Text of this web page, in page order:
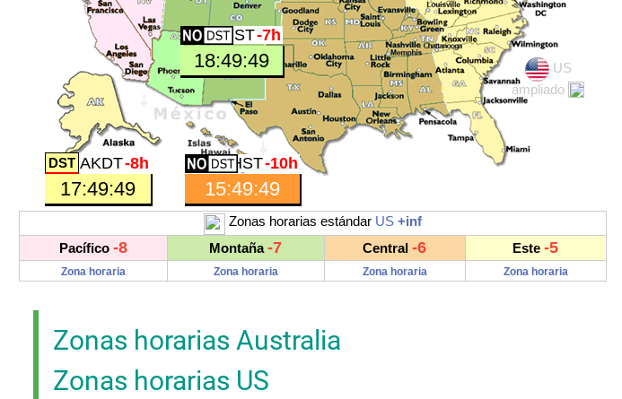
MST-7h
18:49:50
AKDT-8h
17:49:50
HST-10h
15:49:50
US
ampliado
Zonas horarias estándar US +inf
Pacífico -8 Montaña -7 Central -6 Este -5
Zona horaria Zona horaria Zona horaria Zona horaria
Zonas horarias Australia
Zonas horarias US